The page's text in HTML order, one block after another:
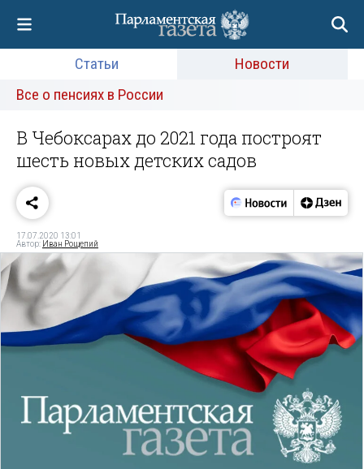
Статьи
Новости
Все о пенсиях в России
В Чебоксарах до 2021 года построят
шесть новых детских садов
17.07.2020 13:01
Автор: Иван Рощепий